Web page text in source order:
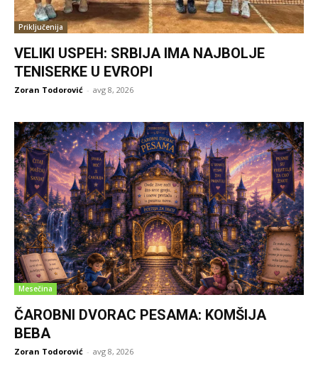
Priključenija
VELIKI USPEH: SRBIJA IMA NAJBOLJE
TENISERKE U EVROPI
Zoran Todorović - avg 8, 2026
Mesečina
ČAROBNI DVORAC PESAMA: KOMŠIJA
BEBA
Zoran Todorović - avg 8, 2026